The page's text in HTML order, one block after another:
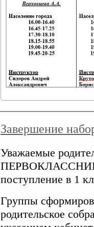
Завершение
Уважаемые
поступление в 1
Группы
родительское